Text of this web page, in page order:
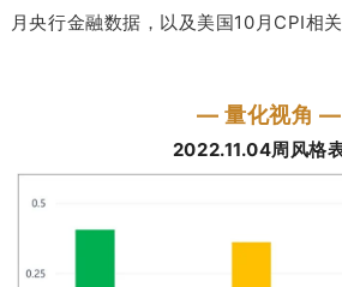
月央行金融数据，以及美国10月CPI相关
— 量化视角 —
2022.11.04周风格